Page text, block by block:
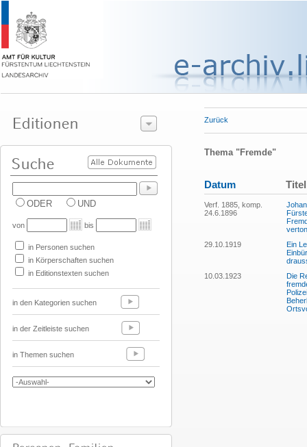
ODER UND
von bis
in Personen suchen
in Körperschaften suchen
in Editionstexten suchen
in den Kategorien suchen
in der Zeitleiste suchen
in Themen suchen
Zurück
Thema "Fremde"
Datum Titel
Verf. 1885, komp.
24.6.1896
29.10.1919
Ein
10.03.1923
Die